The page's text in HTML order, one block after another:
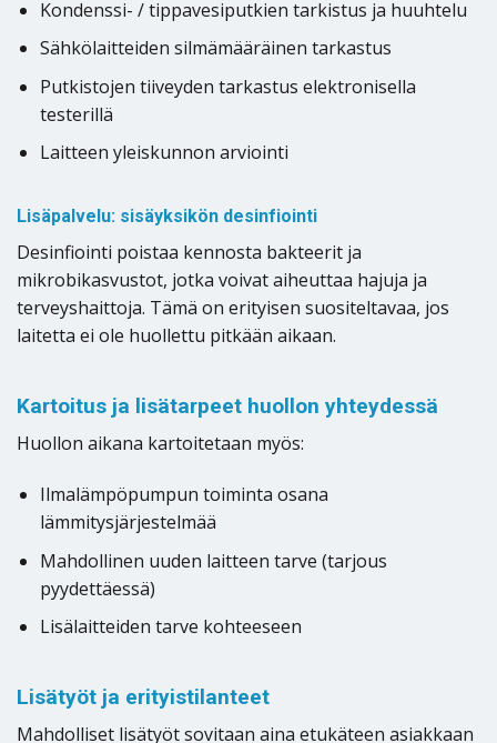
Kondenssi- / tippavesiputkien tarkistus ja huuhtelu
Sähkölaitteiden silmämääräinen tarkastus
Putkistojen tiiveyden tarkastus elektronisella
testerillä
Laitteen yleiskunnon arviointi
Lisäpalvelu: sisäyksikön desinfiointi
Desinfiointi poistaa kennosta bakteerit ja
mikrobikasvustot, jotka voivat aiheuttaa hajuja ja
terveyshaittoja. Tämä on erityisen suositeltavaa, jos
laitetta ei ole huollettu pitkään aikaan.
Kartoitus ja lisätarpeet huollon yhteydessä
Huollon aikana kartoitetaan myös:
Ilmalämpöpumpun toiminta osana
lämmitysjärjestelmää
Mahdollinen uuden laitteen tarve (tarjous
pyydettäessä)
Lisälaitteiden tarve kohteeseen
Lisätyöt ja erityistilanteet
Mahdolliset lisätyöt sovitaan aina etukäteen asiakkaan